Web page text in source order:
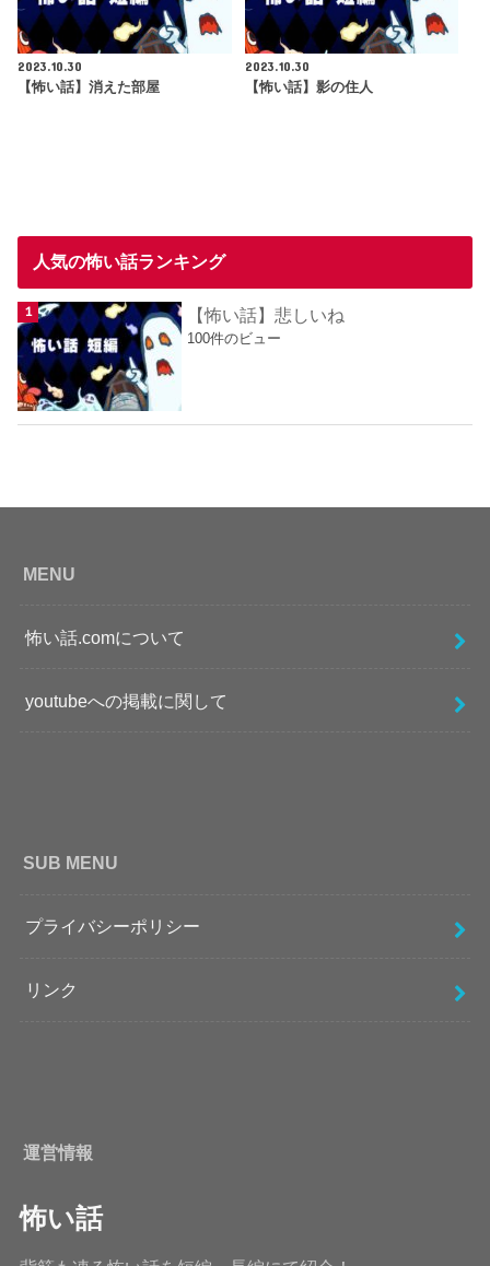
2023.10.30
【怖い話】消えた部屋
2023.10.30
【怖い話】影の住人
人気の怖い話ランキング
【怖い話】悲しいね
100件のビュー
MENU
怖い話.comについて
youtubeへの掲載に関して
SUB MENU
プライバシーポリシー
リンク
運営情報
怖い話